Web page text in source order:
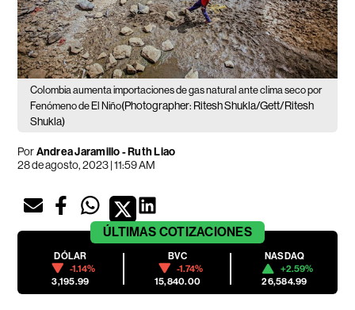
Colombia aumenta importaciones de gas natural ante clima seco por
Fenómeno de El Niño(Photographer: Ritesh Shukla/Gett/Ritesh
Shukla)
PorAndrea Jaramillo - Ruth Liao
28 de agosto, 2023 | 11:59 AM
ÚLTIMAS COTIZACIONES
DÓLAR
-1.14%
3,195.99
BVC
-1.74%
15,840.00
NASDAQ
+2.59%
26,584.99